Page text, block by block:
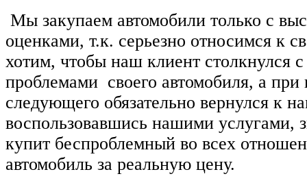
Мы закупаем автомобили только с
оценками, т.к. серьезно относимся к
хотим, чтобы наш клиент столкнулся
проблемами своего автомобиля, а при
следующего обязательно вернулся к
воспользовавшись нашими услугами,
купит беспроблемный во всех
автомобиль за реальную цену.